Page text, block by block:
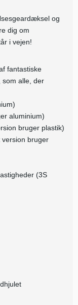
og
dig om
i vejen!
fantastiske
som alle, der
aluminium)
bruger plastik)
version bruger
(3S